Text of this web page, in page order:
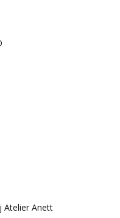
Atelier Anett